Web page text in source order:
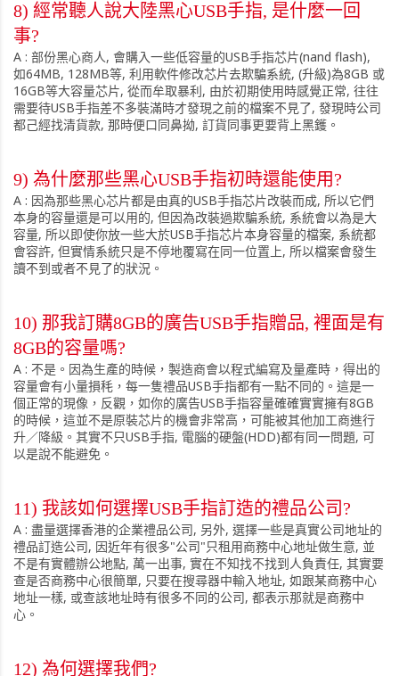
8) 經常聽人說大陸黑心USB手指, 是什麼一回
事?
A : 部份黑心商人, 會購入一些低容量的USB手指芯片(nand flash),
如64MB, 128MB等, 利用軟件修改芯片去欺騙系統, (升級)為8GB 或
16GB等大容量芯片, 從而牟取暴利, 由於初期使用時感覺正常, 往往
需要待USB手指差不多裝滿時才發現之前的檔案不見了, 發現時公司
都己經找清貨款, 那時便口同鼻拗, 訂貨同事更要背上黑鑊。
9) 為什麼那些黑心USB手指初時還能使用?
A : 因為那些黑心芯片都是由真的USB手指芯片改裝而成, 所以它們
本身的容量還是可以用的, 但因為改裝過欺騙系統, 系統會以為是大
容量, 所以即使你放一些大於USB手指芯片本身容量的檔案, 系統都
會容許, 但實情系統只是不停地覆寫在同一位置上, 所以檔案會發生
讀不到或者不見了的狀況。
10) 那我訂購8GB的廣告USB手指贈品, 裡面是有
8GB的容量嗎?
A : 不是。因為生產的時候，製造商會以程式編寫及量產時，得出的
容量會有小量損秏，每一隻禮品USB手指都有一點不同的。這是一
個正常的現像，反觀，如你的廣告USB手指容量確確實實擁有8GB
的時候，這並不是原裝芯片的機會非常高，可能被其他加工商進行
升／降級。其實不只USB手指, 電腦的硬盤(HDD)都有同一問題, 可
以是說不能避免。
11) 我該如何選擇USB手指訂造的禮品公司?
A : 盡量選擇香港的企業禮品公司, 另外, 選擇一些是真實公司地址的
禮品訂造公司, 因近年有很多"公司"只租用商務中心地址做生意, 並
不是有實體辦公地點, 萬一出事, 實在不知找不找到人負責任, 其實要
查是否商務中心很簡單, 只要在搜尋器中輸入地址, 如跟某商務中心
地址一樣, 或查該地址時有很多不同的公司, 都表示那就是商務中
心。
12) 為何選擇我們?